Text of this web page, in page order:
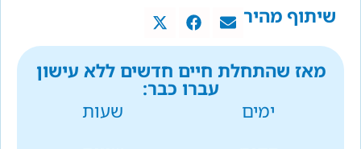
שיתוף מהיר
מאז שהתחלת חיים חדשים ללא עישון
עברו כבר:
ימים
שעות